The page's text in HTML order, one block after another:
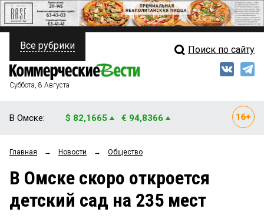
ПОЛИТИКА
ФИНАНСЫ
ОБЩЕСТВО
ЗАКОН
НОВОСТИ КОМПАНИЙ
Свежий выпуск
Рейтинги
Блоги
Все рубрики Поиск по сайту
Суббота, 8 Августа
В Омске: $ 82,1665 € 94,8366
Главная → Новости → Общество
В Омске скоро откроется
детский сад на 235 мест